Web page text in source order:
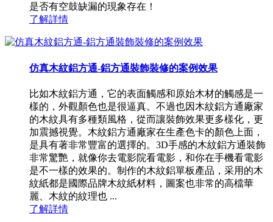
是否有空鼓缺漏的現象存在！
了解詳情
仿真木紋鋁方通-鋁方通裝飾裝修的案例效果
比如木紋鋁方通，它的表面觸感和原始木材的觸感是一
樣的，外觀顏色也是很逼真。不過也因木紋鋁方通廠家
的木紋具有多種類風格，從而讓裝飾效果更多樣化，更
加震撼視覺。木紋鋁方通廠家在生產色卡的顏色上面，
是具有著非常豐富的選擇的。3D手感的木紋鋁方通裝飾
非常驚艷，就像你去電影院看電影，和你在手機看電影
是不一樣的效果的。制作的木紋鋁單板產品，采用的木
紋紙都是國際品牌木紋紙材料，圖案也非常的高檔華
麗、木紋的紋理也 ...
了解詳情